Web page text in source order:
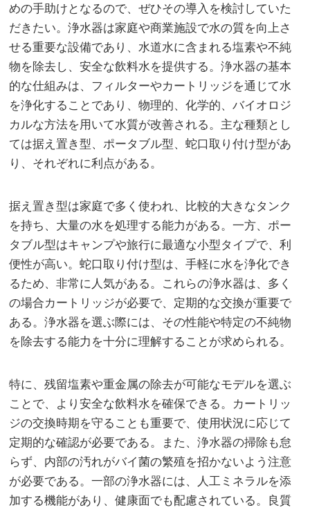
めの手助けとなるので、ぜひその導入を検討していた
だきたい。浄水器は家庭や商業施設で水の質を向上さ
せる重要な設備であり、水道水に含まれる塩素や不純
物を除去し、安全な飲料水を提供する。浄水器の基本
的な仕組みは、フィルターやカートリッジを通じて水
を浄化することであり、物理的、化学的、バイオロジ
カルな方法を用いて水質が改善される。主な種類とし
ては据え置き型、ポータブル型、蛇口取り付け型があ
り、それぞれに利点がある。
据え置き型は家庭で多く使われ、比較的大きなタンク
を持ち、大量の水を処理する能力がある。一方、ポー
タブル型はキャンプや旅行に最適な小型タイプで、利
便性が高い。蛇口取り付け型は、手軽に水を浄化でき
るため、非常に人気がある。これらの浄水器は、多く
の場合カートリッジが必要で、定期的な交換が重要で
ある。浄水器を選ぶ際には、その性能や特定の不純物
を除去する能力を十分に理解することが求められる。
特に、残留塩素や重金属の除去が可能なモデルを選ぶ
ことで、より安全な飲料水を確保できる。カートリッ
ジの交換時期を守ることも重要で、使用状況に応じて
定期的な確認が必要である。また、浄水器の掃除も怠
らず、内部の汚れがバイ菌の繁殖を招かないよう注意
が必要である。一部の浄水器には、人工ミネラルを添
加する機能があり、健康面でも配慮されている。良質